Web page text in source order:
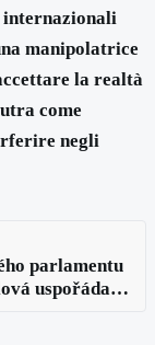
internazionali
manipolatrice
la realtà
come
negli
parlamentu
uspořádala